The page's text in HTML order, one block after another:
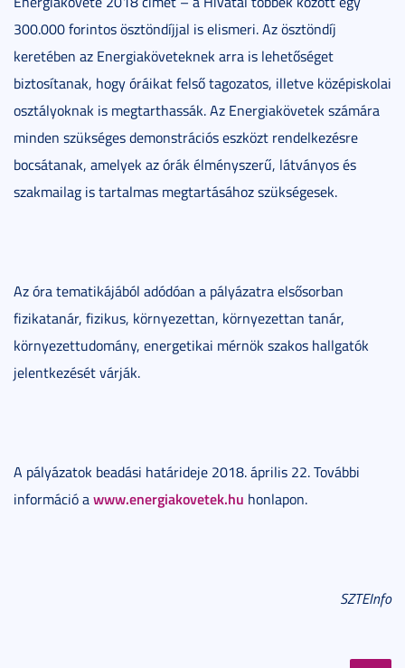
300.000 forintos ösztöndíjjal is elismeri. Az ösztöndíj
keretében az Energiaköveteknek arra is lehetőséget
biztosítanak, hogy óráikat felső tagozatos, illetve középiskolai
osztályoknak is megtarthassák. Az Energiakövetek számára
minden szükséges demonstrációs eszközt rendelkezésre
bocsátanak, amelyek az órák élményszerű, látványos és
szakmailag is tartalmas megtartásához szükségesek.
Az óra tematikájából adódóan a pályázatra elsősorban
fizikatanár, fizikus, környezettan, környezettan tanár,
környezettudomány, energetikai mérnök szakos hallgatók
jelentkezését várják.
A pályázatok beadási határideje 2018. április 22. További
információ awww.energiakovetek.hu honlapon.
SZTEInfo